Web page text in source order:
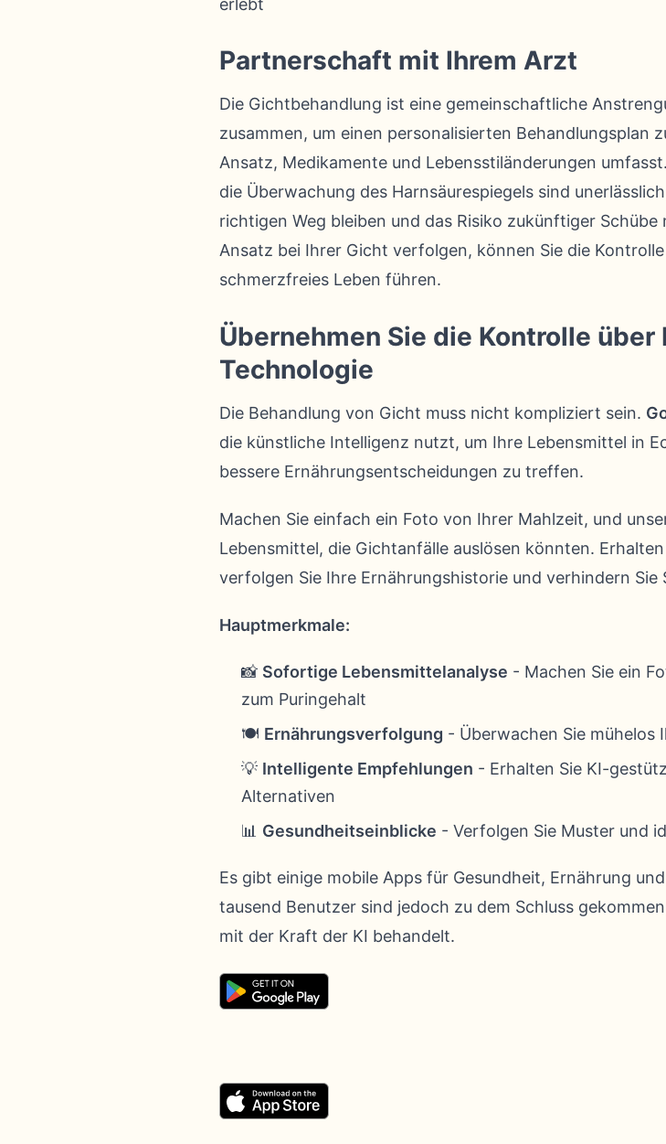
Partnerschaft mit Ihrem Arzt
Die Gichtbehandlung ist eine gemeinschaftliche
zusammen, um einen personalisierten
Ansatz, Medikamente und Lebensstiländerungen
die Überwachung des Harnsäurespiegels sind
richtigen Weg bleiben und das Risiko zukünftiger
Ansatz bei Ihrer Gicht verfolgen, können Sie die
schmerzfreies Leben führen.
Übernehmen Sie die Kontrolle
Technologie
Die Behandlung von Gicht muss nicht kompliziert sein.
die künstliche Intelligenz nutzt, um Ihre Lebensmittel in
bessere Ernährungsentscheidungen zu treffen.
Machen Sie einfach ein Foto von Ihrer Mahlzeit, und
Lebensmittel, die Gichtanfälle auslösen könnten.
verfolgen Sie Ihre Ernährungshistorie und verhindern
Hauptmerkmale:
📸 Sofortige Lebensmittelanalyse - Machen Sie ein
zum Puringehalt
🍽️ Ernährungsverfolgung - Überwachen Sie mühelos
💡 Intelligente Empfehlungen - Erhalten Sie KI-
Alternativen
📊 Gesundheitseinblicke - Verfolgen Sie Muster und
Es gibt einige mobile Apps für Gesundheit, Ernährung
tausend Benutzer sind jedoch zu dem Schluss
mit der Kraft der KI behandelt.